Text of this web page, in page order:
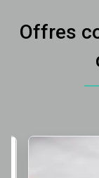
Offres